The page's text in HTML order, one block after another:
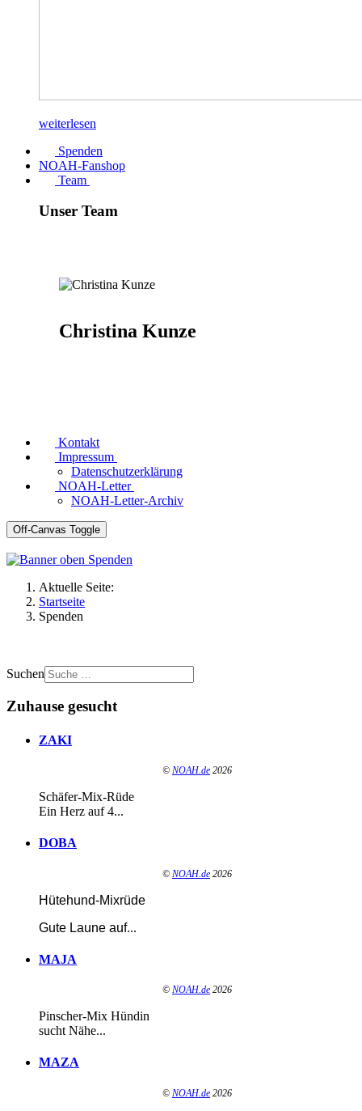
weiterlesen
Spenden
NOAH-Fanshop
Team
Unser Team
Christina Kunze
Kontakt
Impressum
Datenschutzerklärung
NOAH-Letter
NOAH-Letter-Archiv
Off-Canvas Toggle
Aktuelle Seite:
Startseite
Spenden
Suchen
Zuhause gesucht
ZAKI
© NOAH.de 2026
Schäfer-Mix-Rüde
Ein Herz auf 4...
DOBA
© NOAH.de 2026
Hütehund-Mixrüde
Gute Laune auf...
MAJA
© NOAH.de 2026
Pinscher-Mix Hündin
sucht Nähe...
MAZA
© NOAH.de 2026